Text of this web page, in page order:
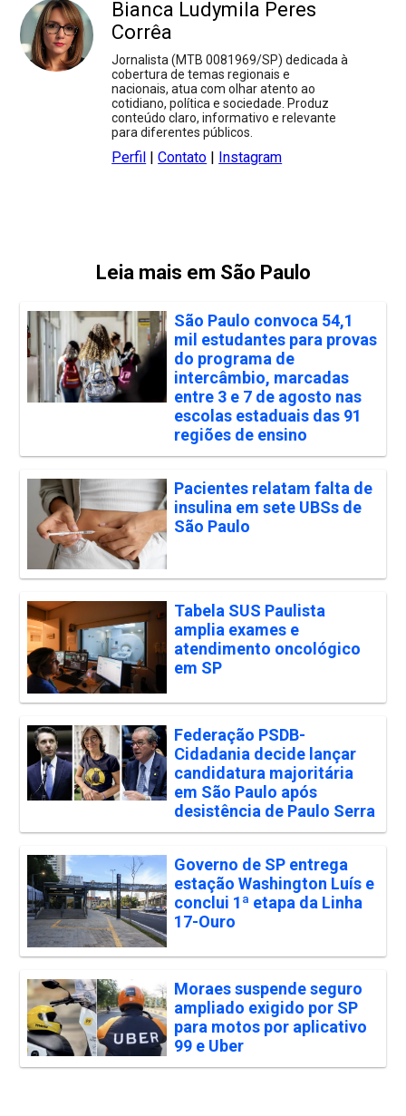
Bianca Ludymila Peres
Corrêa
Jornalista (MTB 0081969/SP) dedicada à
cobertura de temas regionais e
nacionais, atua com olhar atento ao
cotidiano, política e sociedade. Produz
conteúdo claro, informativo e relevante
para diferentes públicos.
Perfil |Contato | Instagram
Leia mais em São Paulo
São Paulo convoca 54,1
mil estudantes para provas
do programa de
intercâmbio, marcadas
entre 3 e 7 de agosto nas
escolas estaduais das 91
regiões de ensino
Pacientes relatam falta de
insulina em sete UBSs de
São Paulo
Tabela SUS Paulista
amplia exames e
atendimento oncológico
em SP
Federação PSDB-
Cidadania decide lançar
candidatura majoritária
em São Paulo após
desistência de Paulo Serra
Governo de SP entrega
estação Washington Luís e
conclui 1ª etapa da Linha
17-Ouro
Moraes suspende seguro
ampliado exigido por SP
para motos por aplicativo
99 e Uber